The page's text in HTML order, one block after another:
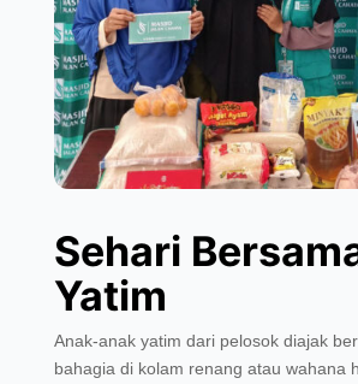
Sehari
Yatim
Anak-anak yatim dari pelosok diajak
bahagia di kolam renang atau wahana